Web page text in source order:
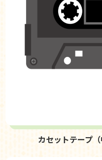
カセットテープ